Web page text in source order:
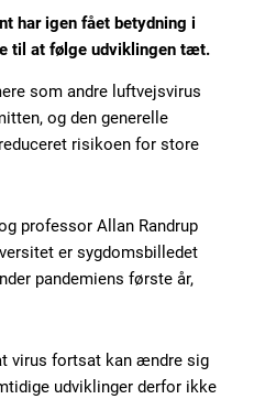
har igen fået betydning i
til at følge udviklingen tæt.
som andre luftvejsvirus
og den generelle
risikoen for store
professor Allan Randrup
er sygdomsbilledet
pandemiens første år,
virus fortsat kan ændre sig
udviklinger derfor ikke